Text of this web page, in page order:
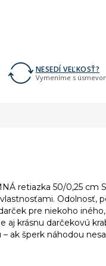
NESEDÍ VEĽKOSŤ?
Vymeníme s
retiazka 50/0,25 cm
Odolnosť,
pre niekoho
aj krásnu darčekovú
ak šperk náhodou